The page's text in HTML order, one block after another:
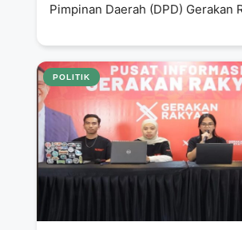
Pimpinan Daerah (DPD) Gerakan
POLITIK